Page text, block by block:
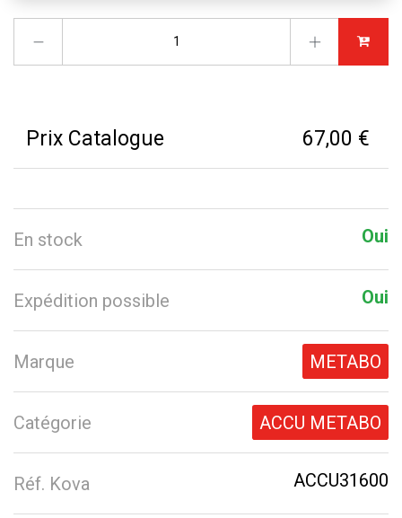
Prix Catalogue 67,00 €
En stock Oui
Expédition possible Oui
Marque METABO
Catégorie ACCU METABO
Réf. Kova ACCU31600